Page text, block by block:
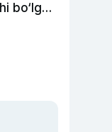
bo‘lgan